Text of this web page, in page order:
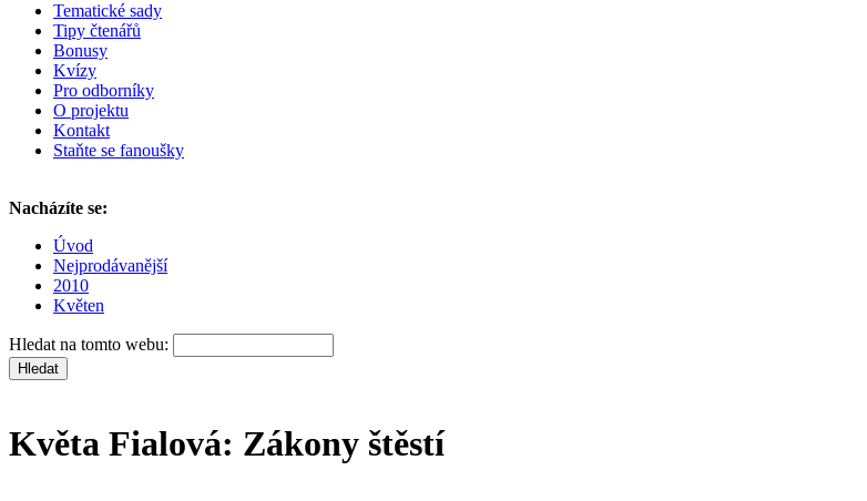
Tematické sady
Tipy čtenářů
Bonusy
Kvízy
Pro odborníky
O projektu
Kontakt
Staňte se fanoušky
Nacházíte se:
Úvod
Nejprodávanější
2010
Květen
Hledat na tomto webu:
Květa Fialová: Zákony štěstí